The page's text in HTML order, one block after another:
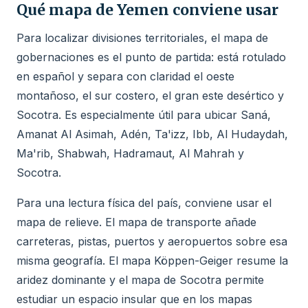
Qué mapa de Yemen conviene usar
Para localizar divisiones territoriales, el mapa de
gobernaciones es el punto de partida: está rotulado
en español y separa con claridad el oeste
montañoso, el sur costero, el gran este desértico y
Socotra. Es especialmente útil para ubicar Saná,
Amanat Al Asimah, Adén, Ta'izz, Ibb, Al Hudaydah,
Ma'rib, Shabwah, Hadramaut, Al Mahrah y
Socotra.
Para una lectura física del país, conviene usar el
mapa de relieve. El mapa de transporte añade
carreteras, pistas, puertos y aeropuertos sobre esa
misma geografía. El mapa Köppen-Geiger resume la
aridez dominante y el mapa de Socotra permite
estudiar un espacio insular que en los mapas